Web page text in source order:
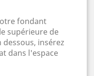
fondant
supérieure de
insérez
dans l'espace